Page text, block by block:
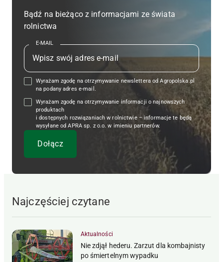
Bądź na bieżąco z informacjami ze świata
rolnictwa
E-MAIL
Wyrażam zgodę na otrzymywanie newslettera od Agropolska.pl
na podany adres e-mail.
Wyrażam zgodę na otrzymywanie informacji o najnowszych
produktach
i dostępnych rozwiązaniach w rolnictwie – informacje te będą
wysyłane od APRA sp. z o.o. w imieniu partnerów.
Najczęściej czytane
Aktualności
Nie zdjął hederu. Zarzut dla kombajnisty
po śmiertelnym wypadku